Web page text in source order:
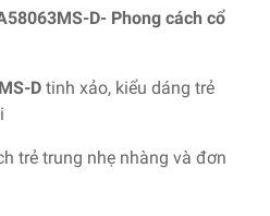
D- Phong cách cổ
D tinh xảo, kiểu dáng trẻ
trẻ trung nhẹ nhàng và đơn